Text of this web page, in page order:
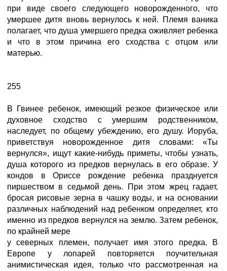
при виде своего следующего новорожденного, что
умершее дитя вновь вернулось к ней. Племя ваника
полагает, что душа умершего предка оживляет ребенка
и что в этом причина его сходства с отцом или
матерью.
255
В Гвинее ребенок, имеющий резкое физическое или
духовное сходство с умершим родственником,
наследует, по общему убеждению, его душу. Иоруба,
приветствуя новорожденное дитя словами: «Ты
вернулся», ищут какие-нибудь приметы, чтобы узнать,
душа которого из предков вернулась в его образе. У
кондов в Ориссе рождение ребенка празднуется
пиршеством в седьмой день. При этом жрец гадает,
бросая рисовые зерна в чашку воды, и на основании
различных наблюдений над ребенком определяет, кто
именно из предков вернулся на землю. Затем ребенок,
по крайней мере
у северных племен, получает имя этого предка. В
Европе у лопарей повторяется поучительная
анимистическая идея, только что рассмотренная на